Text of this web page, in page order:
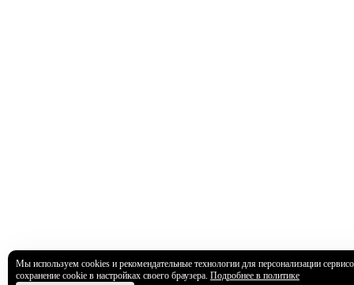
Мы используем cookies и рекомендательные технологии для персонализации
сохранение cookie в настройках своего браузера. Подробнее в политике